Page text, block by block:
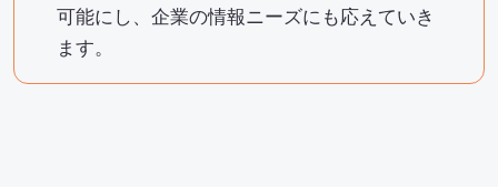
可能にし、企業の情報ニーズにも応えていき
ます。